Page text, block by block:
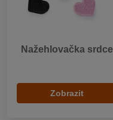
Nažehlovačka srdce
Zobrazit